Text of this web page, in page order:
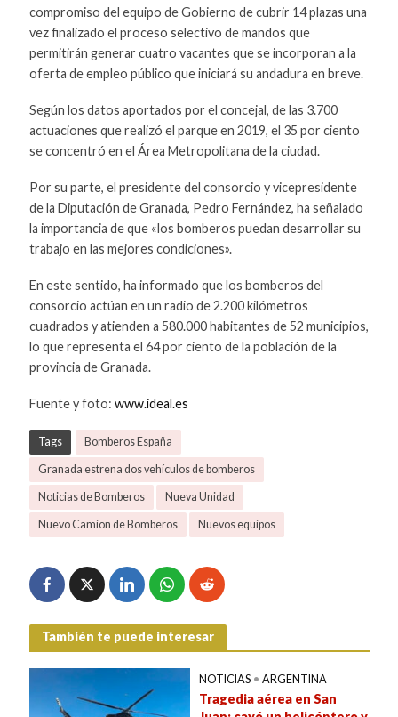
compromiso del equipo de Gobierno de cubrir 14 plazas una
vez finalizado el proceso selectivo de mandos que
permitirán generar cuatro vacantes que se incorporan a la
oferta de empleo público que iniciará su andadura en breve.
Según los datos aportados por el concejal, de las 3.700
actuaciones que realizó el parque en 2019, el 35 por ciento
se concentró en el Área Metropolitana de la ciudad.
Por su parte, el presidente del consorcio y vicepresidente
de la Diputación de Granada, Pedro Fernández, ha señalado
la importancia de que «los bomberos puedan desarrollar su
trabajo en las mejores condiciones».
En este sentido, ha informado que los bomberos del
consorcio actúan en un radio de 2.200 kilómetros
cuadrados y atienden a 580.000 habitantes de 52 municipios,
lo que representa el 64 por ciento de la población de la
provincia de Granada.
Fuente y foto: www.ideal.es
Tags Bomberos España
Granada estrena dos vehículos de bomberos
Noticias de Bomberos Nueva Unidad
Nuevo Camion de Bomberos Nuevos equipos
También te puede interesar
NOTICIAS • ARGENTINA
Tragedia aérea en San